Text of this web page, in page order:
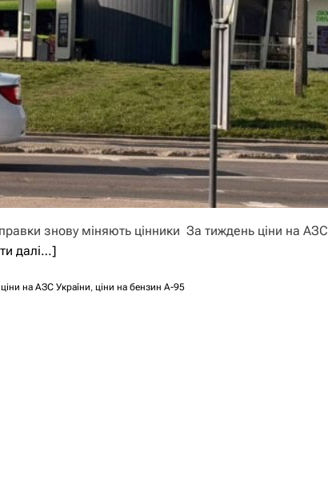
знову міняють цінники За тиждень ціни на АЗС
далі…]
ціни на АЗС України, ціни на бензин А-95